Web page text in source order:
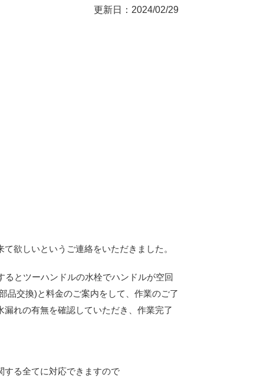
更新日：2024/02/29
欲しいというご連絡をいただきました。
とツーハンドルの水栓でハンドルが空回
品交換)と料金のご案内をして、作業のご了
れの有無を確認していただき、作業完了
する全てに対応できますので